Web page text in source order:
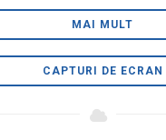
MAI MULT
CAPTURI DE ECRAN